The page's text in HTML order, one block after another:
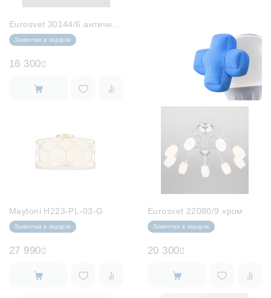
Лампочки в подарок
16 300
Maytoni H223-PL-03-G
Лампочки в подарок
27 990
Eurosvet 22080/9 хром
Лампочки в подарок
20 300